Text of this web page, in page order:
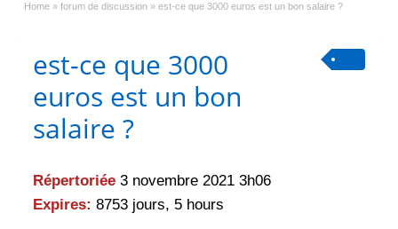
Home » forum de discussion » est-ce que 3000 euros est un bon salaire ?
est-ce que 3000
euros est un bon
salaire ?
Répertoriée 3 novembre 2021 3h06
Expires: 8753 jours, 5 hours